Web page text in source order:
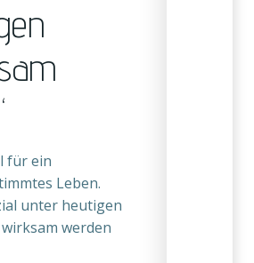
für ein
Leben.
unter heutigen
werden